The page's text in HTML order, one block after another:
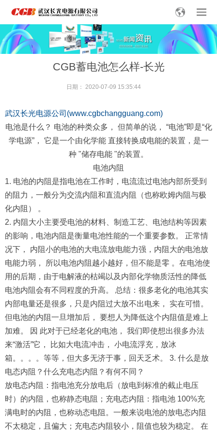
CGB蓄电池怎么样-长光
日期： 2020-07-09 15:35:44
武汉长光电源公司(www.cgbchangguang.com)
电池是什么？ 电池的种类众多， 但简单的说， “电池”即是“化
学电源”， 它是一个由化学能 直接转换成电能的装置，是一
种 "储存电能 "的装置。
电池内阻
1. 电池的内阻是指电池在工作时，电流流过电池内部所受到
的阻力，一般分为交流内阻和直流内阻（也称欧姆内阻与极
化内阻） 。
2. 内阻大小主要受电池的材料、制造工艺、电池结构等因素
的影响，电池内阻是衡量电池性能的一个重要参数。 正常情
况下， 内阻小的电池的大电流放电能力强，内阻大的电池放
电能力弱， 所以电池内阻越小越好，但不能是零 。在电池使
用的后期，由于电解液的枯竭以及内部化学物质活性的降低
电池内阻会有不同程度的升高。 总结：很多老化的电池其实
内部电量还是很多，只是内阻过大放不出电来， 实在可惜。
但电池的内阻一旦增加后， 要想人为降低这个内阻值是难上
加难。 因 此对于已经老化的电池， 我们即使想出很多办法
来“激活”它， 比如大电流冲击， 小电流浮充，放冰
箱。。。。等等，但大多无济于事，回天乏术。 3. 什么是放
电态内阻？什么充电态内阻？有何不同？
放电态内阻：指电池充分放电后（放电到标准的截止电压
时）的内阻，也称静态电阻；充电态内阻：指电池 100%充
满电时的内阻，也称动态电阻。一般来说电池的放电态内阻
不太稳定，且偏大；充电态内阻较小，阻值也较为稳定。 在